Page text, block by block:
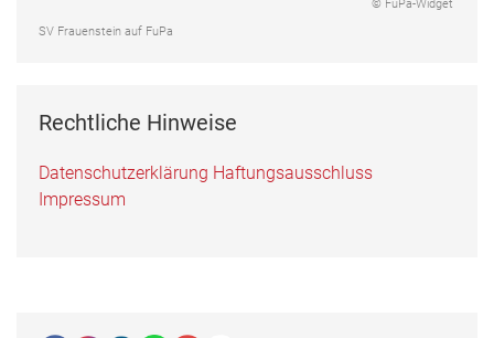
© FuPa-Widget
SV Frauenstein auf FuPa
Rechtliche Hinweise
Datenschutzerklärung Haftungsausschluss
Impressum